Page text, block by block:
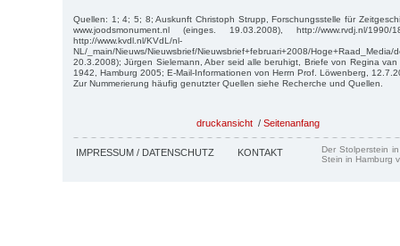
Quellen: 1; 4; 5; 8; Auskunft Christoph Strupp, Forschungsstelle für
www.joodsmonument.nl (einges. 19.03.2008), http://www.rvdj.nl/
http://www.kvdl.nl/KVdL/nl-
NL/_main/Nieuws/Nieuwsbrief/Nieuwsbrief+februari+2008/
20.3.2008); Jürgen Sielemann, Aber seid alle beruhigt, Briefe von Regina
1942, Hamburg 2005; E-Mail-Informationen von Herrn Prof. Löwenberg,
Zur Nummerierung häufig genutzter Quellen siehe Recherche und Quellen.
druckansicht / Seitenanfang
IMPRESSUM / DATENSCHUTZ KONTAKT
Der Stolperstein
Stein in Hamburg